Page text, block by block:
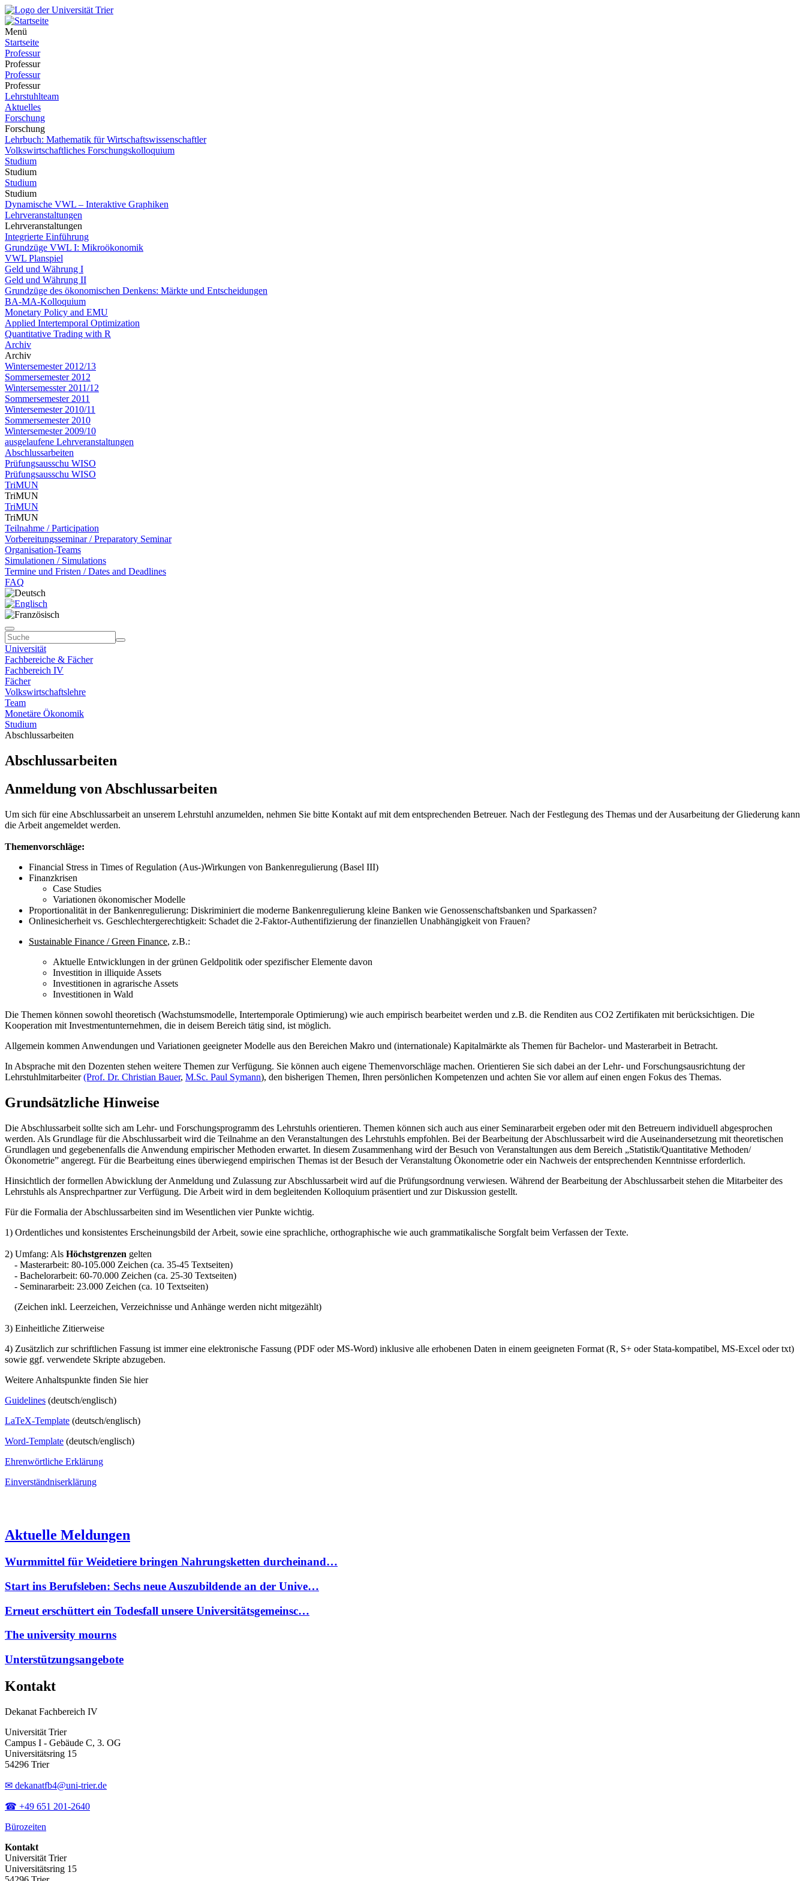
Menü
Startseite
Professur
Professur
Professur
Professur
Lehrstuhlteam
Aktuelles
Forschung
Forschung
Lehrbuch: Mathematik für Wirtschaftswissenschaftler
Volkswirtschaftliches Forschungskolloquium
Studium
Studium
Studium
Studium
Dynamische VWL – Interaktive Graphiken
Lehrveranstaltungen
Lehrveranstaltungen
Integrierte Einführung
Grundzüge VWL I: Mikroökonomik
VWL Planspiel
Geld und Währung I
Geld und Währung II
Grundzüge des ökonomischen Denkens: Märkte und Entscheidungen
BA-MA-Kolloquium
Monetary Policy and EMU
Applied Intertemporal Optimization
Quantitative Trading with R
Archiv
Archiv
Wintersemester 2012/13
Sommersemester 2012
Wintersemesster 2011/12
Sommersemester 2011
Wintersemester 2010/11
Sommersemester 2010
Wintersemester 2009/10
ausgelaufene Lehrveranstaltungen
Abschlussarbeiten
Prüfungsausschu WISO
Prüfungsausschu WISO
TriMUN
TriMUN
TriMUN
TriMUN
Teilnahme / Participation
Vorbereitungsseminar / Preparatory Seminar
Organisation-Teams
Simulationen / Simulations
Termine und Fristen / Dates and Deadlines
FAQ
Universität
Fachbereiche & Fächer
Fachbereich IV
Fächer
Volkswirtschaftslehre
Team
Monetäre Ökonomik
Studium
Abschlussarbeiten
Abschlussarbeiten
Anmeldung von Abschlussarbeiten
Um sich für eine Abschlussarbeit an unserem Lehrstuhl anzumelden, nehmen Sie bitte Kontakt auf mit dem entsprechenden Betreuer. Nach der Festlegung des Themas und der Ausarbeitung der Gliederung kann
die Arbeit angemeldet werden.
Themenvorschläge:
Financial Stress in Times of Regulation (Aus-)Wirkungen von Bankenregulierung (Basel III)
Finanzkrisen
Case Studies
Variationen ökonomischer Modelle
Proportionalität in der Bankenregulierung: Diskriminiert die moderne Bankenregulierung kleine Banken wie Genossenschaftsbanken und Sparkassen?
Onlinesicherheit vs. Geschlechtergerechtigkeit: Schadet die 2-Faktor-Authentifizierung der finanziellen Unabhängigkeit von Frauen?
Sustainable Finance / Green Finance, z.B.:
Aktuelle Entwicklungen in der grünen Geldpolitik oder spezifischer Elemente davon
Investition in illiquide Assets
Investitionen in agrarische Assets
Investitionen in Wald
Die Themen können sowohl theoretisch (Wachstumsmodelle, Intertemporale Optimierung) wie auch empirisch bearbeitet werden und z.B. die Renditen aus CO2 Zertifikaten mit berücksichtigen. Die
Kooperation mit Investmentunternehmen, die in deisem Bereich tätig sind, ist möglich.
Allgemein kommen Anwendungen und Variationen geeigneter Modelle aus den Bereichen Makro und (internationale) Kapitalmärkte als Themen für Bachelor- und Masterarbeit in Betracht.
In Absprache mit den Dozenten stehen weitere Themen zur Verfügung. Sie können auch eigene Themenvorschläge machen. Orientieren Sie sich dabei an der Lehr- und Forschungsausrichtung der
Lehrstuhlmitarbeiter(Prof. Dr. Christian Bauer, M.Sc. Paul Symann), den bisherigen Themen, Ihren persönlichen Kompetenzen und achten Sie vor allem auf einen engen Fokus des Themas.
Grundsätzliche Hinweise
Die Abschlussarbeit sollte sich am Lehr- und Forschungsprogramm des Lehrstuhls orientieren. Themen können sich auch aus einer Seminararbeit ergeben oder mit den Betreuern individuell abgesprochen
werden. Als Grundlage für die Abschlussarbeit wird die Teilnahme an den Veranstaltungen des Lehrstuhls empfohlen. Bei der Bearbeitung der Abschlussarbeit wird die Auseinandersetzung mit theoretischen
Grundlagen und gegebenenfalls die Anwendung empirischer Methoden erwartet. In diesem Zusammenhang wird der Besuch von Veranstaltungen aus dem Bereich „Statistik/Quantitative Methoden/
Ökonometrie” angeregt. Für die Bearbeitung eines überwiegend empirischen Themas ist der Besuch der Veranstaltung Ökonometrie oder ein Nachweis der entsprechenden Kenntnisse erforderlich.
Hinsichtlich der formellen Abwicklung der Anmeldung und Zulassung zur Abschlussarbeit wird auf die Prüfungsordnung verwiesen. Während der Bearbeitung der Abschlussarbeit stehen die Mitarbeiter des
Lehrstuhls als Ansprechpartner zur Verfügung. Die Arbeit wird in dem begleitenden Kolloquium präsentiert und zur Diskussion gestellt.
Für die Formalia der Abschlussarbeiten sind im Wesentlichen vier Punkte wichtig.
1) Ordentliches und konsistentes Erscheinungsbild der Arbeit, sowie eine sprachliche, orthographische wie auch grammatikalische Sorgfalt beim Verfassen der Texte.
2) Umfang: Als Höchstgrenzen gelten
- Masterarbeit: 80-105.000 Zeichen (ca. 35-45 Textseiten)
- Bachelorarbeit: 60-70.000 Zeichen (ca. 25-30 Textseiten)
- Seminararbeit: 23.000 Zeichen (ca. 10 Textseiten)
(Zeichen inkl. Leerzeichen, Verzeichnisse und Anhänge werden nicht mitgezählt)
3) Einheitliche Zitierweise
4) Zusätzlich zur schriftlichen Fassung ist immer eine elektronische Fassung (PDF oder MS-Word) inklusive alle erhobenen Daten in einem geeigneten Format (R, S+ oder Stata-kompatibel, MS-Excel oder txt)
sowie ggf. verwendete Skripte abzugeben.
Weitere Anhaltspunkte finden Sie hier
Guidelines (deutsch/englisch)
LaTeX-Template (deutsch/englisch)
Word-Template (deutsch/englisch)
Ehrenwörtliche Erklärung
Einverständniserklärung
Aktuelle Meldungen
Wurmmittel für Weidetiere bringen Nahrungsketten durcheinand…
Start ins Berufsleben: Sechs neue Auszubildende an der Unive…
Erneut erschüttert ein Todesfall unsere Universitätsgemeinsc…
The university mourns
Unterstützungsangebote
Kontakt
Dekanat Fachbereich IV
Universität Trier
Campus I - Gebäude C, 3. OG
Universitätsring 15
54296 Trier
✉ dekanatfb4@uni-trier.de
☎ +49 651 201-2640
Bürozeiten
Kontakt
Universität Trier
Universitätsring 15